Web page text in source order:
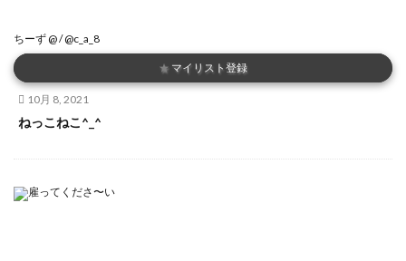
ちーず @ / @c_a_8
★ マイリスト登録
10月 8, 2021
ねっこねこ^_^